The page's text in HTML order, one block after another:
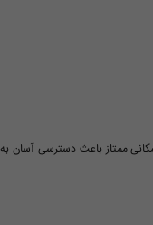
ممتاز باعث دسترسی آسان به